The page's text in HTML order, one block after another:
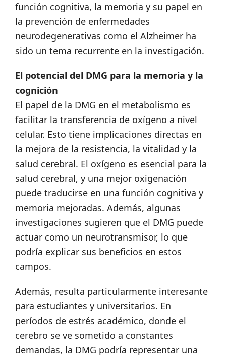
función cognitiva, la memoria y su papel en
la prevención de enfermedades
neurodegenerativas como el Alzheimer ha
sido un tema recurrente en la investigación.
El potencial del DMG para la memoria y la
cognición
El papel de la DMG en el metabolismo es
facilitar la transferencia de oxígeno a nivel
celular. Esto tiene implicaciones directas en
la mejora de la resistencia, la vitalidad y la
salud cerebral. El oxígeno es esencial para la
salud cerebral, y una mejor oxigenación
puede traducirse en una función cognitiva y
memoria mejoradas. Además, algunas
investigaciones sugieren que el DMG puede
actuar como un neurotransmisor, lo que
podría explicar sus beneficios en estos
campos.
Además, resulta particularmente interesante
para estudiantes y universitarios. En
períodos de estrés académico, donde el
cerebro se ve sometido a constantes
demandas, la DMG podría representar una